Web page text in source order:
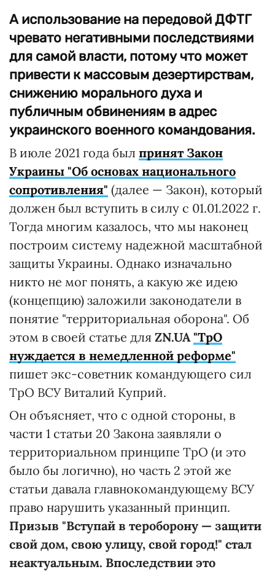
А использование на передовой ДФТГ
чревато негативными последствиями
для самой власти, потому что может
привести к массовым дезертирствам,
снижению морального духа и
публичным обвинениям в адрес
украинского военного командования.
В июле 2021 года был принят Закон
Украины "Об основах национального
сопротивления" (далее — Закон), который
должен был вступить в силу с 01.01.2022 г.
Тогда многим казалось, что мы наконец
построим систему надежной масштабной
защиты Украины. Однако изначально
никто не мог понять, а какую же идею
(концепцию) заложили законодатели в
понятие "территориальная оборона". Об
этом в своей статье для ZN.UA"ТрО
нуждается в немедленной реформе"
пишет экс-советник командующего сил
ТрО ВСУ Виталий Куприй.
Он объясняет, что с одной стороны, в
части 1 статьи 20 Закона заявляли о
территориальном принципе ТрО (и это
было бы логично), но часть 2 этой же
статьи давала главнокомандующему ВСУ
право нарушить указанный принцип.
Призыв "Вступай в тероборону — защити
свой дом, свою улицу, свой город!" стал
неактуальным. Впоследствии это